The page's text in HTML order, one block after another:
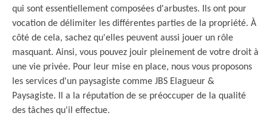
qui sont essentiellement composées d'arbustes. Ils ont pour
vocation de délimiter les différentes parties de la propriété. À
côté de cela, sachez qu'elles peuvent aussi jouer un rôle
masquant. Ainsi, vous pouvez jouir pleinement de votre droit à
une vie privée. Pour leur mise en place, nous vous proposons
les services d'un paysagiste comme JBS Elagueur &
Paysagiste. Il a la réputation de se préoccuper de la qualité
des tâches qu'il effectue.